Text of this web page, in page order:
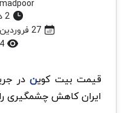
2 دقیقه
27 فروردین 1403 - 11:43
قیمت بیت کویندر
ایران کاهش چشمگیری